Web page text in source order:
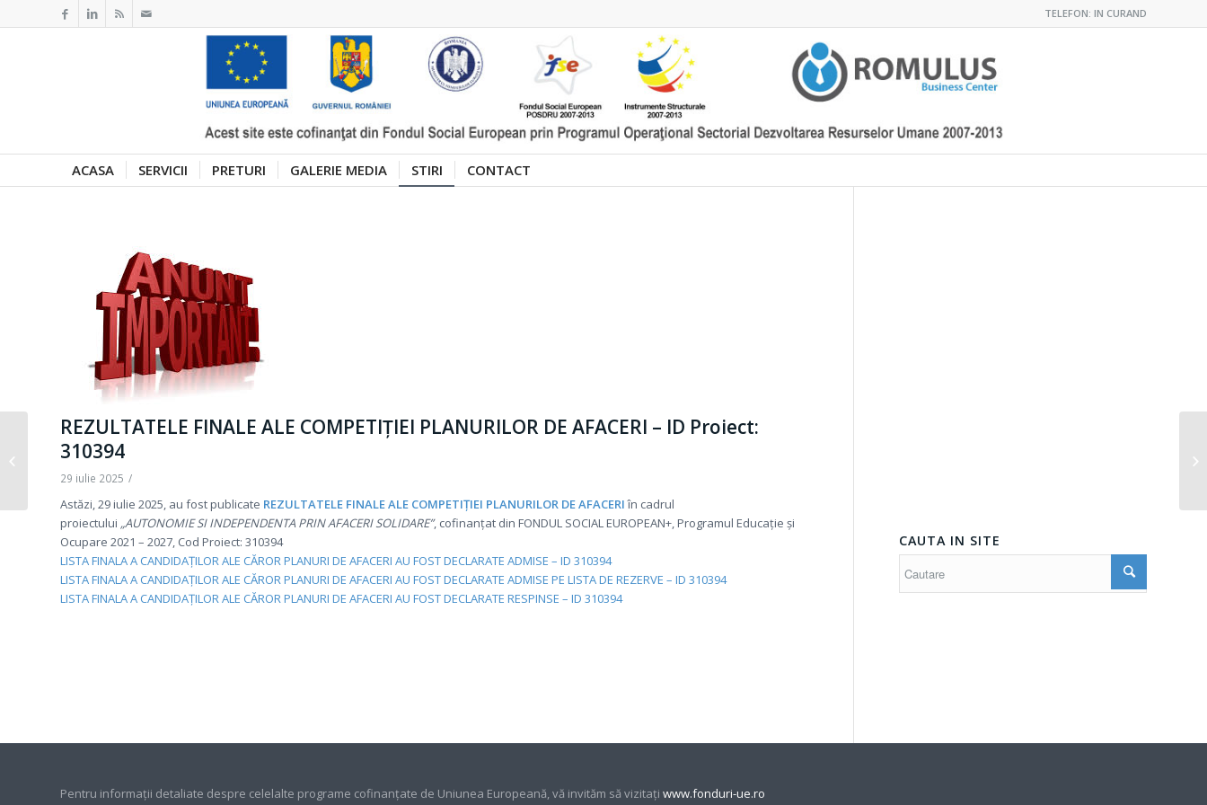
TELEFON: IN CURAND
ACASA SERVICII PRETURI GALERIE MEDIA STIRI CONTACT
REZULTATELE FINALE ALE COMPETIȚIEI PLANURILOR DE AFACERI – ID Proiect:
310394
29 iulie 2025 /
Astăzi, 29 iulie 2025, au fost publicate REZULTATELE FINALE ALE COMPETIȚIEI PLANURILOR DE AFACERIîn cadrul
proiectului „AUTONOMIE SI INDEPENDENTA PRIN AFACERI SOLIDARE”, cofinanțat din FONDUL SOCIAL EUROPEAN+, Programul Educație și
Ocupare 2021 – 2027, Cod Proiect: 310394
LISTA FINALA A CANDIDAȚILOR ALE CĂROR PLANURI DE AFACERI AU FOST DECLARATE ADMISE – ID 310394
LISTA FINALA A CANDIDAȚILOR ALE CĂROR PLANURI DE AFACERI AU FOST DECLARATE ADMISE PE LISTA DE REZERVE – ID 310394
LISTA FINALA A CANDIDAȚILOR ALE CĂROR PLANURI DE AFACERI AU FOST DECLARATE RESPINSE – ID 310394
CAUTA IN SITE
Pentru informaţii detaliate despre celelalte programe cofinanţate de Uniunea Europeană, vă invităm să vizitaţi www.fonduri-ue.ro
ERATA nr. 3 la
Metodologia de
organizare a
de afaceri...